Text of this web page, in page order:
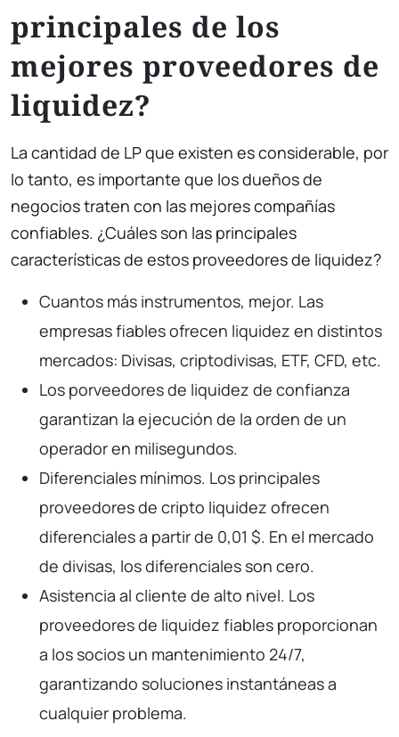
principales de los
mejores proveedores de
liquidez?
La cantidad de LP que existen es considerable, por
lo tanto, es importante que los dueños de
negocios traten con las mejores compañías
confiables. ¿Cuáles son las principales
características de estos proveedores de liquidez?
Cuantos más instrumentos, mejor. Las
empresas fiables ofrecen liquidez en distintos
mercados: Divisas, criptodivisas, ETF, CFD, etc.
Los porveedores de liquidez de confianza
garantizan la ejecución de la orden de un
operador en milisegundos.
Diferenciales mínimos. Los principales
proveedores de cripto liquidez ofrecen
diferenciales a partir de 0,01 $. En el mercado
de divisas, los diferenciales son cero.
Asistencia al cliente de alto nivel. Los
proveedores de liquidez fiables proporcionan
a los socios un mantenimiento 24/7,
garantizando soluciones instantáneas a
cualquier problema.